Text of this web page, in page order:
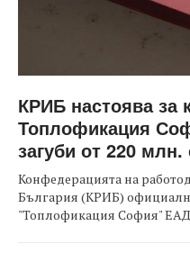
КРИБ настоява за
Топлофикация
загуби от 220 млн.
Конфедерацията на
България (КРИБ)
"Топлофикация София" ЕАД